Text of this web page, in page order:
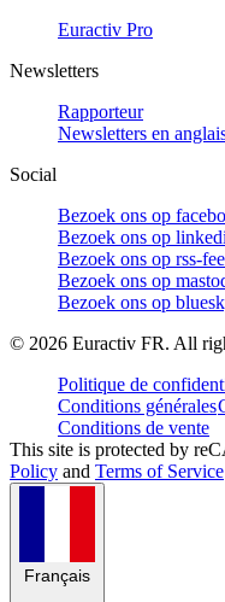
Euractiv Pro
Newsletters
Rapporteur
Newsletters en
Social
Bezoek ons op
Bezoek ons op
Bezoek ons op rss-
Bezoek ons op
Bezoek ons op
© 2026 Euractiv FR. All
Politique de
Conditions générales
Conditions de vente
This site is protected by
Policy and Terms of Service
Français